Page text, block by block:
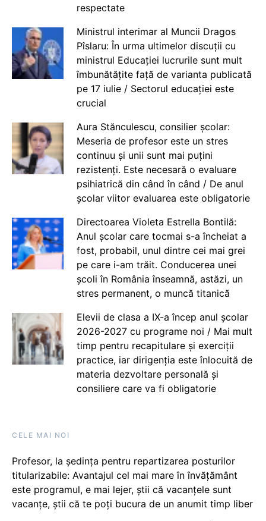
respectate
Ministrul interimar al Muncii Dragos
Pîslaru: În urma ultimelor discuții cu
ministrul Educației lucrurile sunt mult
îmbunătățite față de varianta publicată
pe 17 iulie / Sectorul educației este
crucial
Aura Stănculescu, consilier școlar:
Meseria de profesor este un stres
continuu și unii sunt mai puțini
rezistenți. Este necesară o evaluare
psihiatrică din când în când / De anul
școlar viitor evaluarea este obligatorie
Directoarea Violeta Estrella Bontilă:
Anul școlar care tocmai s-a încheiat a
fost, probabil, unul dintre cei mai grei
pe care i-am trăit. Conducerea unei
școli în România înseamnă, astăzi, un
stres permanent, o muncă titanică
Elevii de clasa a IX-a încep anul școlar
2026-2027 cu programe noi / Mai mult
timp pentru recapitulare și exerciții
practice, iar dirigenția este înlocuită de
materia dezvoltare personală și
consiliere care va fi obligatorie
CELE MAI NOI
Profesor, la ședința pentru repartizarea posturilor
titularizabile: Avantajul cel mai mare în învățământ
este programul, e mai lejer, știi că vacanțele sunt
vacanţe, știi că te poți bucura de un anumit timp liber